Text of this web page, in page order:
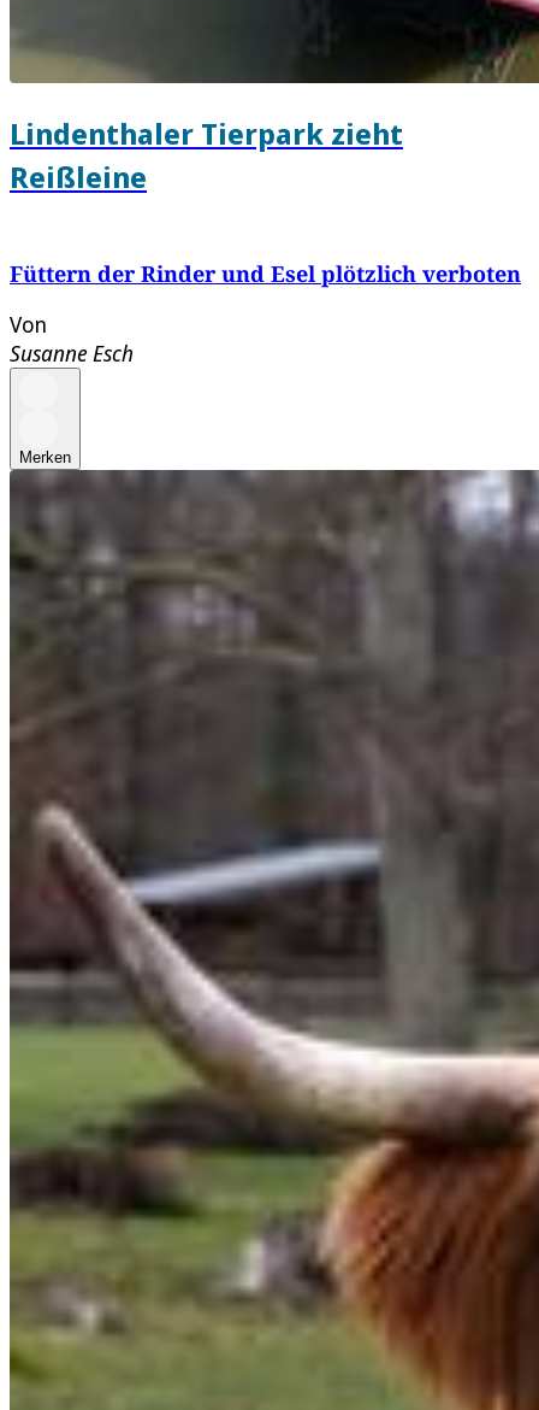
Lindenthaler Tierpark zieht
Reißleine
Füttern der Rinder und Esel plötzlich verboten
Von
Susanne Esch
Merken